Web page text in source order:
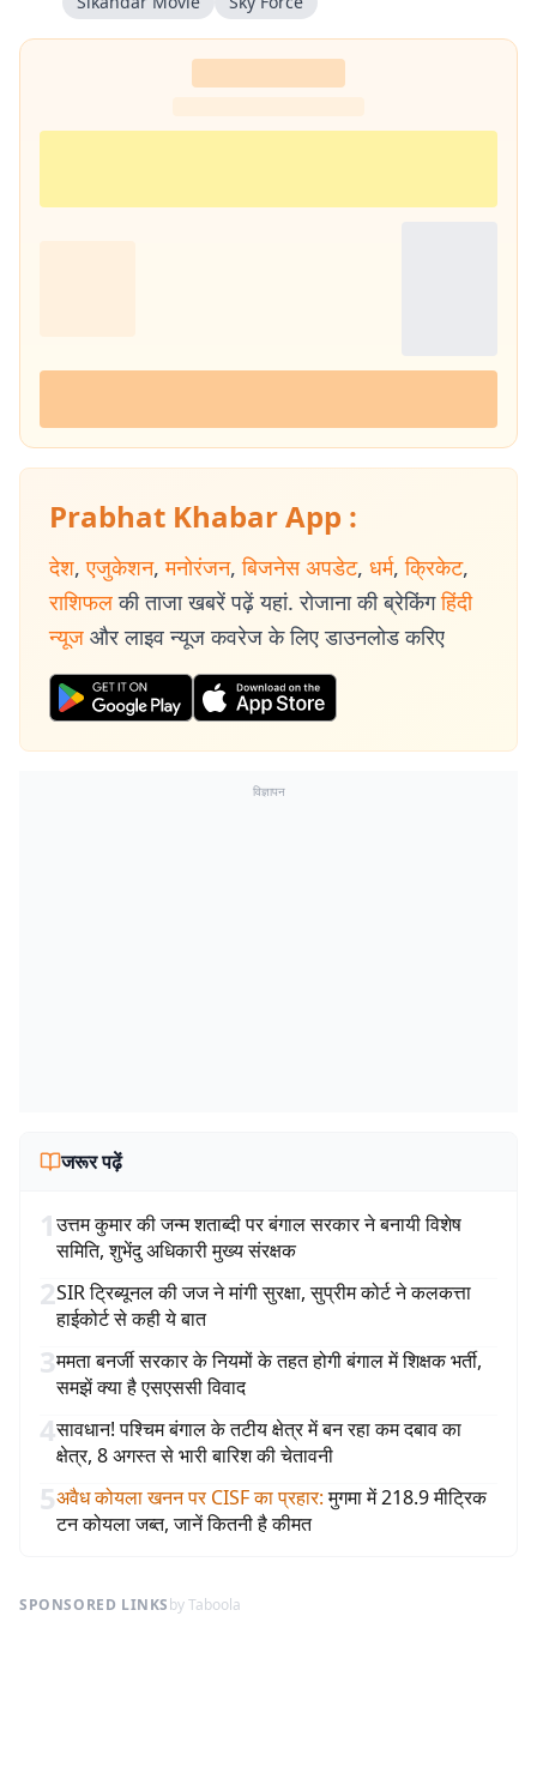
Prabhat Khabar App :
देश, एजुकेशन, मनोरंजन, बिजनेस अपडेट, धर्म, क्रिकेट,
राशिफल की ताजा खबरें पढ़ें यहां. रोजाना की ब्रेकिंग हिंदी
न्यूज और लाइव न्यूज कवरेज के लिए डाउनलोड करिए
विज्ञापन
जरूर पढ़ें
1उत्तम कुमार की जन्म शताब्दी पर बंगाल सरकार ने बनायी विशेष
समिति, शुभेंदु अधिकारी मुख्य संरक्षक
2SIR ट्रिब्यूनल की जज ने मांगी सुरक्षा, सुप्रीम कोर्ट ने कलकत्ता
हाईकोर्ट से कही ये बात
3ममता बनर्जी सरकार के नियमों के तहत होगी बंगाल में शिक्षक भर्ती,
समझें क्या है एसएससी विवाद
4सावधान! पश्चिम बंगाल के तटीय क्षेत्र में बन रहा कम दबाव का
क्षेत्र, 8 अगस्त से भारी बारिश की चेतावनी
5अवैध कोयला खनन पर CISF का प्रहार: मुगमा में 218.9 मीट्रिक
टन कोयला जब्त, जानें कितनी है कीमत
SPONSORED LINKSby Taboola